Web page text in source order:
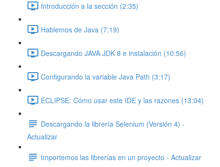
Introducción a la sección (2:35)
Hablemos de Java (7:19)
Descargando JAVA JDK 8 e instalación (10:56)
Configurando la variable Java Path (3:17)
ECLIPSE: Cómo usar este IDE y las razones (13:04)
Descargando la librería Selenium (Versión 4) -
Actualizar
Importemos las librerías en un proyecto - Actualizar